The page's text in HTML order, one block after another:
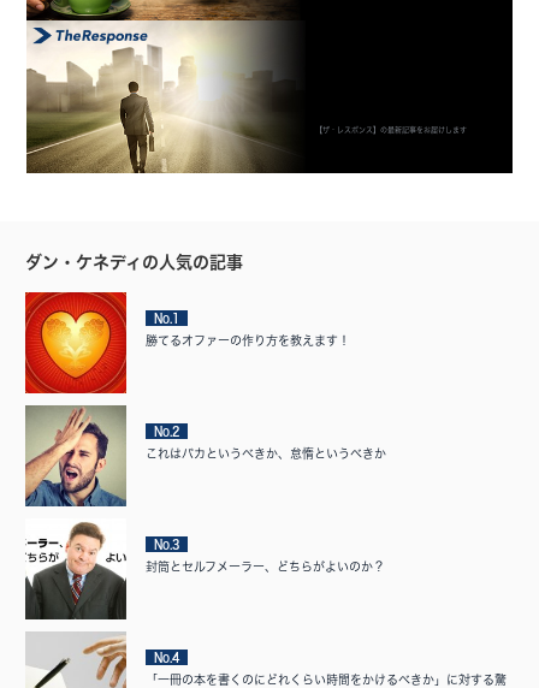
【ザ・レスポンス】の最新記事をお届けします
ダン・ケネディの人気の記事
No.1
勝てるオファーの作り方を教えます！
No.2
これはバカというべきか、怠惰というべきか
No.3
封筒とセルフメーラー、どちらがよいのか？
No.4
「一冊の本を書くのにどれくらい時間をかけるべきか」に対する驚